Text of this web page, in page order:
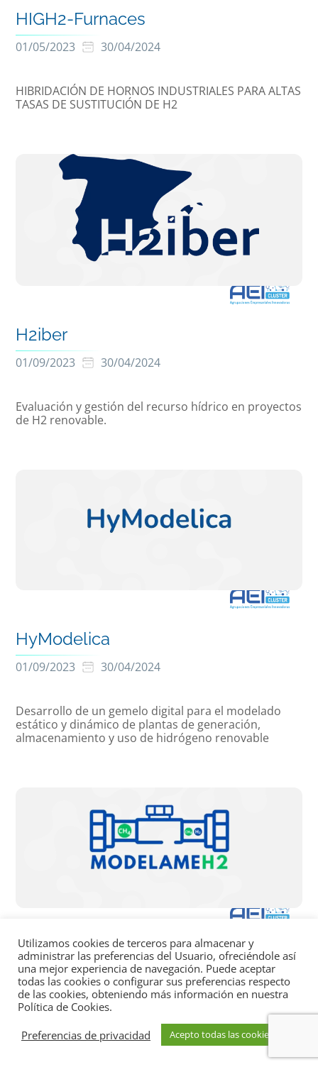
HIGH2-Furnaces
01/05/2023 30/04/2024
HIBRIDACIÓN DE HORNOS INDUSTRIALES PARA ALTAS
TASAS DE SUSTITUCIÓN DE H2
H2iber
01/09/2023 30/04/2024
Evaluación y gestión del recurso hídrico en proyectos
de H2 renovable.
HyModelica
01/09/2023 30/04/2024
Desarrollo de un gemelo digital para el modelado
estático y dinámico de plantas de generación,
almacenamiento y uso de hidrógeno renovable
MODELAMEH2
01/05/2023 14/04/2024
Modelado y automatización de procesos
optimizados de producción, distribución y usos
finales de hidrógeno y biometano que contemplan
Utilizamos cookies de terceros para almacenar y
administrar las preferencias del Usuario, ofreciéndole así
una mejor experiencia de navegación. Puede aceptar
todas las cookies o configurar sus preferencias respecto
de las cookies, obteniendo más información en nuestra
Política de Cookies.
Preferencias de privacidad
Acepto todas las cookies